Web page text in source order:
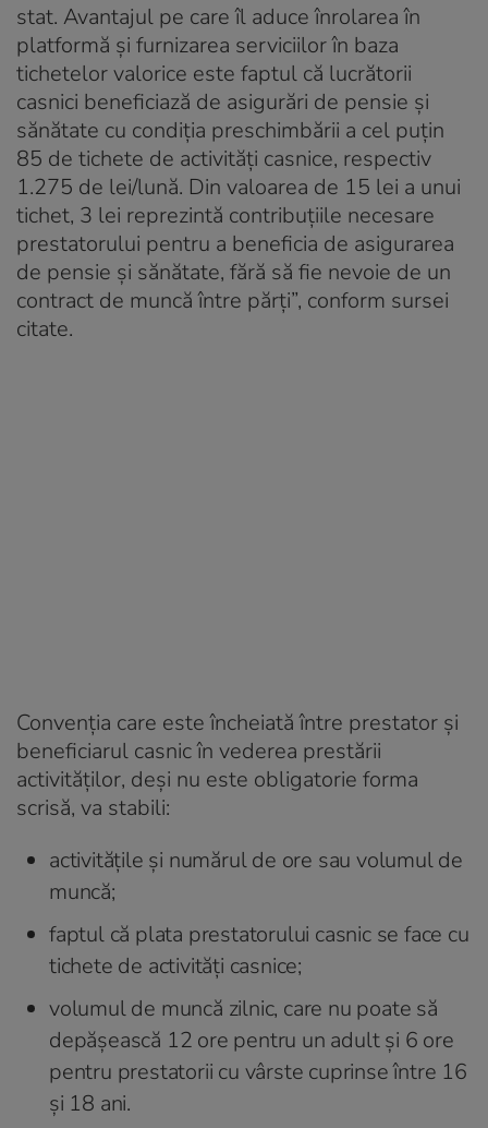
stat. Avantajul pe care îl aduce înrolarea în
platformă şi furnizarea serviciilor în baza
tichetelor valorice este faptul că lucrătorii
casnici beneficiază de asigurări de pensie şi
sănătate cu condiţia preschimbării a cel puţin
85 de tichete de activităţi casnice, respectiv
1.275 de lei/lună. Din valoarea de 15 lei a unui
tichet, 3 lei reprezintă contribuţiile necesare
prestatorului pentru a beneficia de asigurarea
de pensie şi sănătate, fără să fie nevoie de un
contract de muncă între părţi”, conform sursei
citate.
Convenţia care este încheiată între prestator şi
beneficiarul casnic în vederea prestării
activităţilor, deşi nu este obligatorie forma
scrisă, va stabili:
activităţile şi numărul de ore sau volumul de
muncă;
faptul că plata prestatorului casnic se face cu
tichete de activităţi casnice;
volumul de muncă zilnic, care nu poate să
depăşească 12 ore pentru un adult şi 6 ore
pentru prestatorii cu vârste cuprinse între 16
și 18 ani.